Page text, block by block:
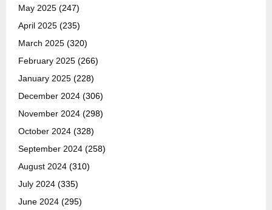
May 2025 (247)
April 2025 (235)
March 2025 (320)
February 2025 (266)
January 2025 (228)
December 2024 (306)
November 2024 (298)
October 2024 (328)
September 2024 (258)
August 2024 (310)
July 2024 (335)
June 2024 (295)